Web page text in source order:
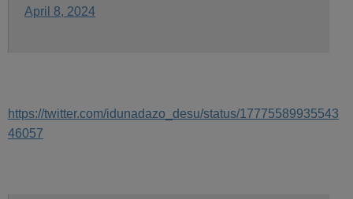
April 8, 2024
https://twitter.com/idunadazo_desu/status/17775589935543
46057